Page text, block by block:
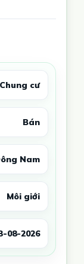
cư
Bán
Nam
Môi giới
08-2026